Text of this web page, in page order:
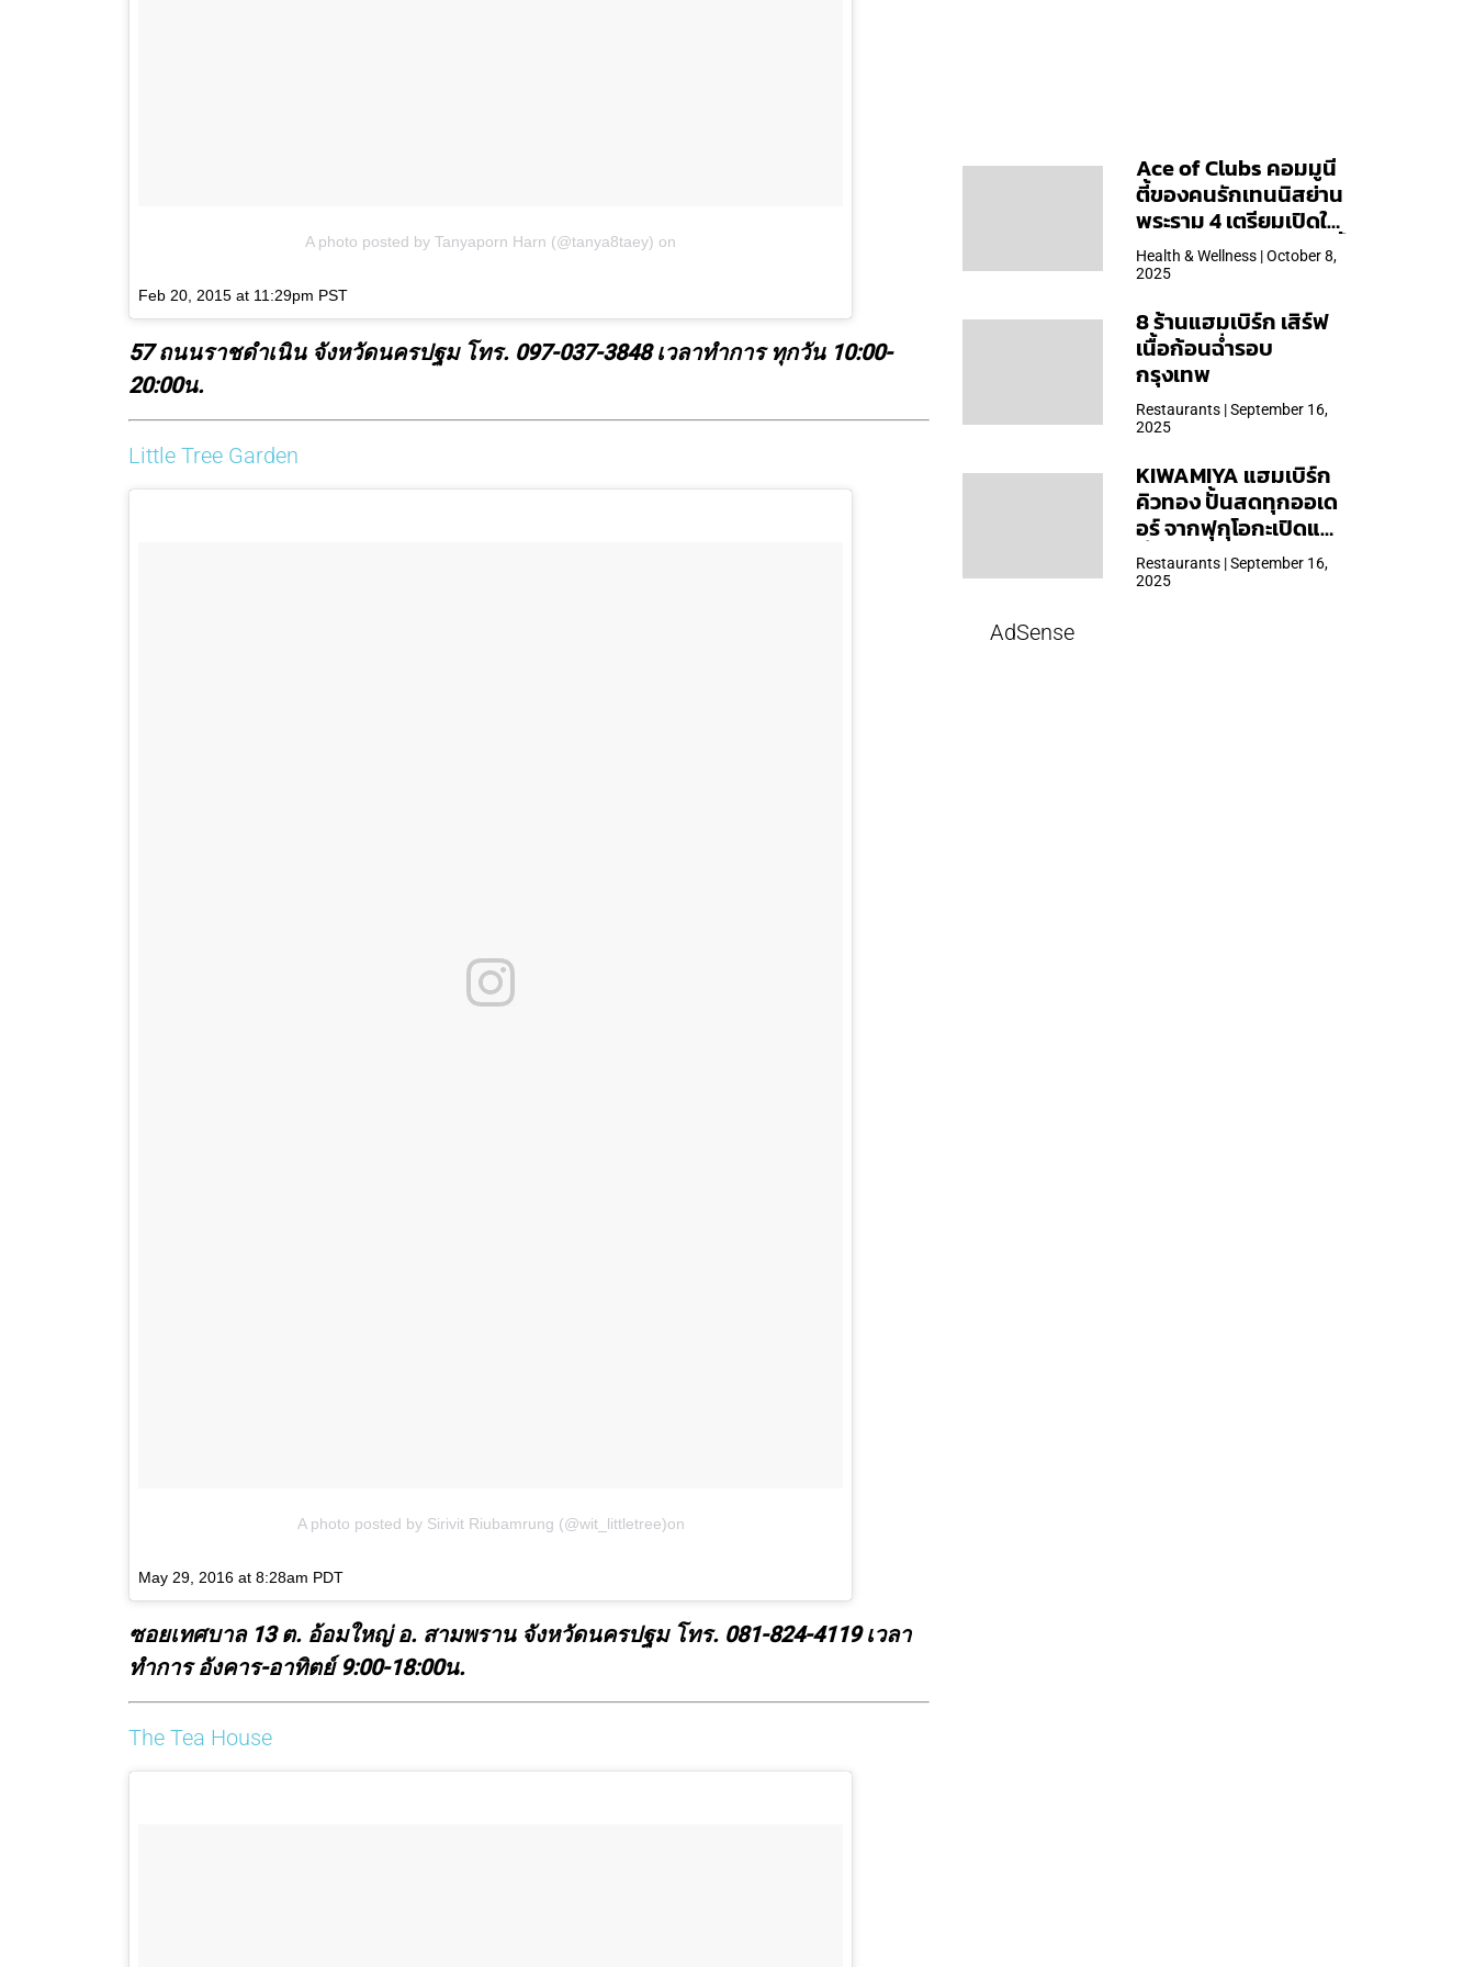
A photo posted by Tanyaporn Harn (@tanya8taey) on
Feb 20, 2015 at 11:29pm PST
57 ถนนราชดำเนิน จังหวัดนครปฐม โทร. 097-037-3848 เวลาทำการ ทุกวัน 10:00-
20:00น.
Little Tree Garden
A photo posted by Sirivit Riubamrung (@wit_littletree)on
May 29, 2016 at 8:28am PDT
ซอยเทศบาล 13 ต. อ้อมใหญ่ อ. สามพราน จังหวัดนครปฐม โทร. 081-824-4119 เวลา
ทำการ อังคาร-อาทิตย์ 9:00-18:00น.
The Tea House
Ace of Clubs คอมมูนี
ตี้ของคนรักเทนนิสย่าน
พระราม 4 เตรียมเปิดให้
บริการวันแรก 19 ต.ค. นี้
Health & Wellness | October 8,
2025
8 ร้านแฮมเบิร์ก เสิร์ฟ
เนื้อก้อนฉ่ำรอบ
กรุงเทพ
Restaurants | September 16,
2025
KIWAMIYA แฮมเบิร์ก
คิวทอง ปั้นสดทุกออเด
อร์ จากฟุกุโอกะเปิดแล้ว
ที่ Central Park
Restaurants | September 16,
2025
AdSense